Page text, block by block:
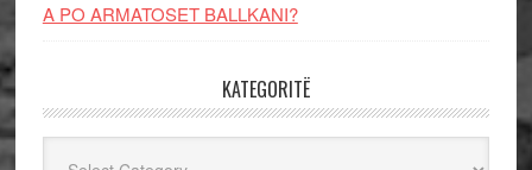
A PO ARMATOSET BALLKANI?
KATEGORITË